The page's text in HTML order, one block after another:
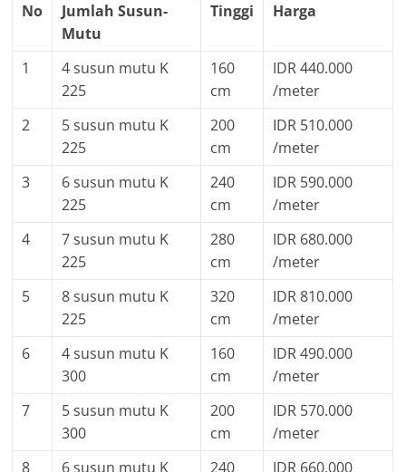
No
Jumlah Susun-
Mutu
Tinggi Harga
1
4 susun mutu K
225
160
cm
IDR 440.000
/meter
2
5 susun mutu K
225
200
cm
IDR 510.000
/meter
3
6 susun mutu K
225
240
cm
IDR 590.000
/meter
4
7 susun mutu K
225
280
cm
IDR 680.000
/meter
5
8 susun mutu K
225
320
cm
IDR 810.000
/meter
6
4 susun mutu K
300
160
cm
IDR 490.000
/meter
7
5 susun mutu K
300
200
cm
IDR 570.000
/meter
8
6 susun mutu K 240 IDR 660.000